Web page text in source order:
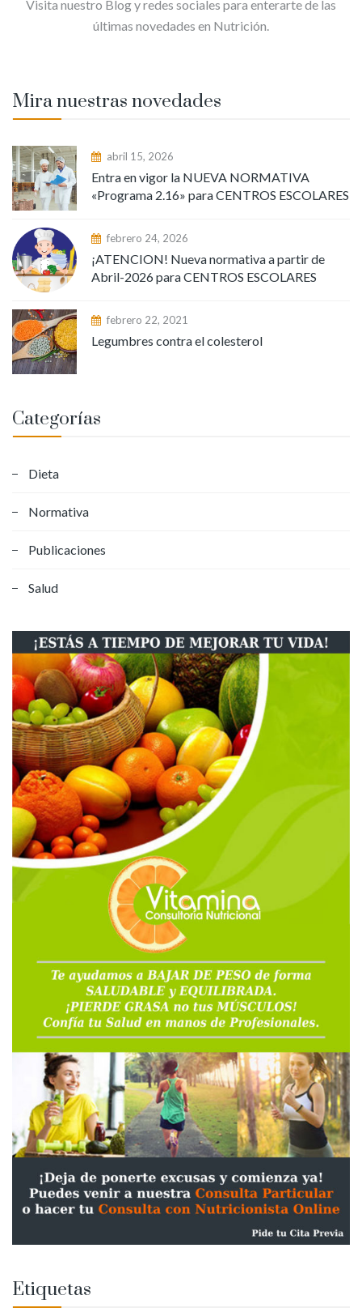
Visita nuestro Blog y redes sociales para enterarte de las
últimas novedades en Nutrición.
Mira nuestras novedades
abril 15, 2026
Entra en vigor la NUEVA NORMATIVA
«Programa 2.16» para CENTROS ESCOLARES
febrero 24, 2026
¡ATENCION! Nueva normativa a partir de
Abril-2026 para CENTROS ESCOLARES
febrero 22, 2021
Legumbres contra el colesterol
Categorías
Dieta
Normativa
Publicaciones
Salud
Etiquetas